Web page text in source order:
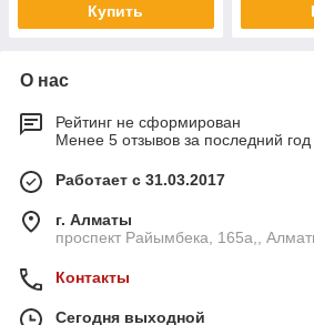
Купить
О нас
Рейтинг не сформирован
Менее 5 отзывов за последний год
Работает с 31.03.2017
г. Алматы
проспект Райымбека, 165а,,
Контакты
Сегодня выходной